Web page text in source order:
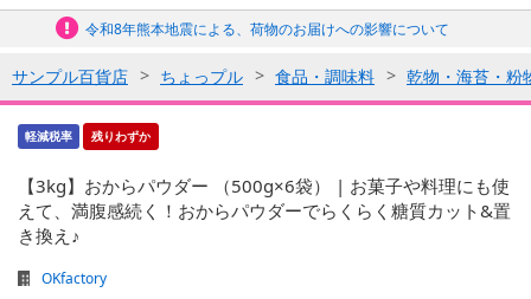
令和8年熊本地震による、荷物のお届けへの影響について
サンプル百貨店 ちょっプル 食品・調味料 乾物・海苔・粉
軽減税率 残りわずか
【3kg】おからパウダー （500g×6袋） | お菓子や料理にも使
えて、満腹感続く！おからパウダーでらくらく糖質カット&置
き換え♪
OKfactory